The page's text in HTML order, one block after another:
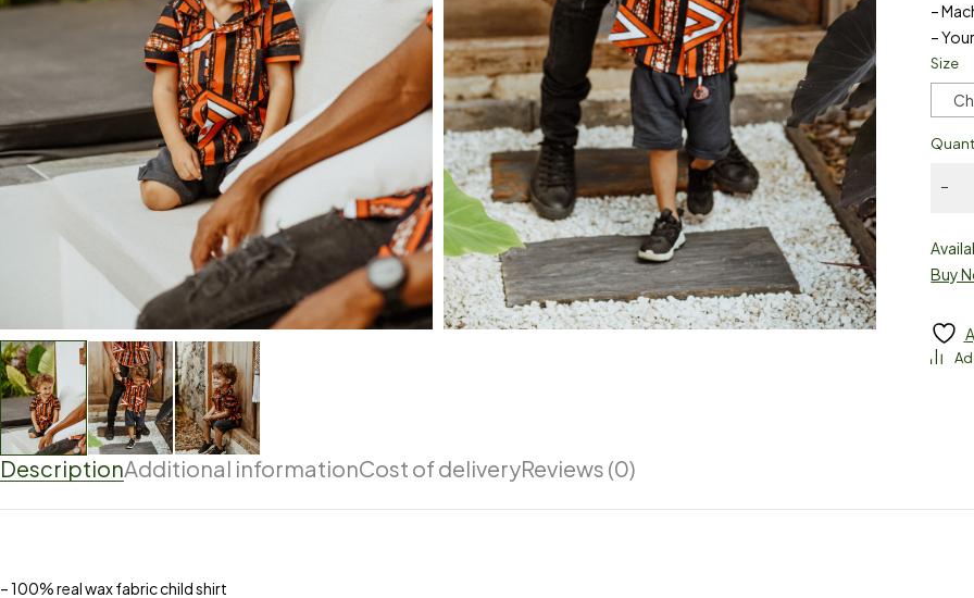
–
–
Size
Buy
DescriptionAdditional informationCost of deliveryReviews (0)
– 100% real wax fabric child shirt